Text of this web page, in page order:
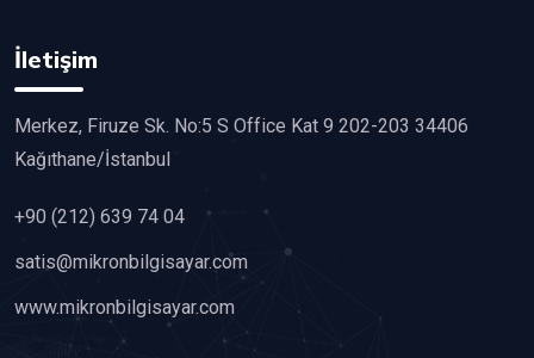
İletişim
Merkez, Firuze Sk. No:5 S Office Kat 9 202-203 34406
Kağıthane/İstanbul
+90 (212) 639 74 04
satis@mikronbilgisayar.com
www.mikronbilgisayar.com